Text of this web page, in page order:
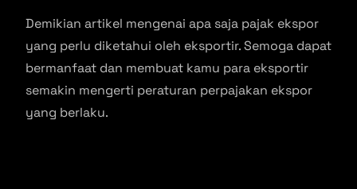
Demikian artikel mengenai apa saja pajak ekspor
yang perlu diketahui oleh eksportir. Semoga dapat
bermanfaat dan membuat kamu para eksportir
semakin mengerti peraturan perpajakan ekspor
yang berlaku.